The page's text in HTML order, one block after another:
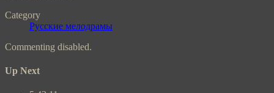
Category
Русские мелодрамы
Commenting disabled.
Up Next